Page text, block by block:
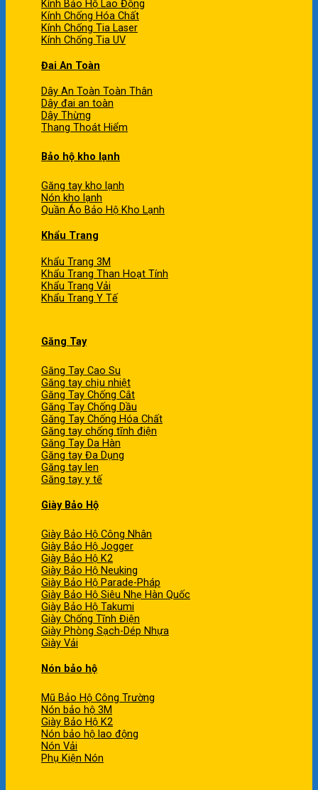
Kính Bảo Hộ Lao Động
Kính Chống Hóa Chất
Kính Chống Tia Laser
Kính Chống Tia UV
Đai An Toàn
Dây An Toàn Toàn Thân
Dây đai an toàn
Dây Thừng
Thang Thoát Hiểm
Bảo hộ kho lạnh
Găng tay kho lạnh
Nón kho lạnh
Quần Áo Bảo Hộ Kho Lạnh
Khẩu Trang
Khẩu Trang 3M
Khẩu Trang Than Hoạt Tính
Khẩu Trang Vải
Khẩu Trang Y Tế
Găng Tay
Găng Tay Cao Su
Găng tay chịu nhiệt
Găng Tay Chống Cắt
Găng Tay Chống Dầu
Găng Tay Chống Hóa Chất
Găng tay chống tĩnh điện
Găng Tay Da Hàn
Găng tay Đa Dụng
Găng tay len
Găng tay y tế
Giày Bảo Hộ
Giày Bảo Hộ Công Nhân
Giày Bảo Hộ Jogger
Giày Bảo Hộ K2
Giày Bảo Hộ Neuking
Giày Bảo Hộ Parade-Pháp
Giày Bảo Hộ Siêu Nhẹ Hàn Quốc
Giày Bảo Hộ Takumi
Giày Chống Tĩnh Điện
Giày Phòng Sạch-Dép Nhựa
Giày Vải
Nón bảo hộ
Mũ Bảo Hộ Công Trường
Nón bảo hộ 3M
Giày Bảo Hộ K2
Nón bảo hộ lao động
Nón Vải
Phụ Kiện Nón